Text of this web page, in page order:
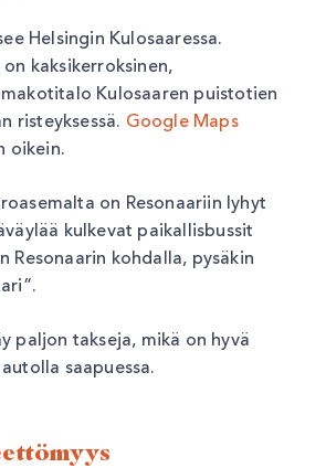
Helsingin Kulosaaressa.
kaksikerroksinen,
Kulosaaren puistotien
risteyksessä. Google Maps
oikein.
on Resonaariin lyhyt
kulkevat paikallisbussit
Resonaarin kohdalla, pysäkin
paljon takseja, mikä on hyvä
saapuessa.